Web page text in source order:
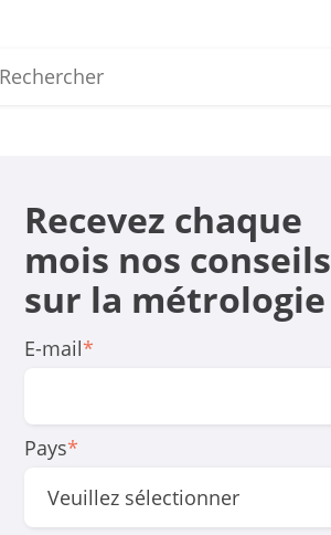
Recevez chaque
mois nos conseils
sur la mé­trologie
E-mail*
Pays*